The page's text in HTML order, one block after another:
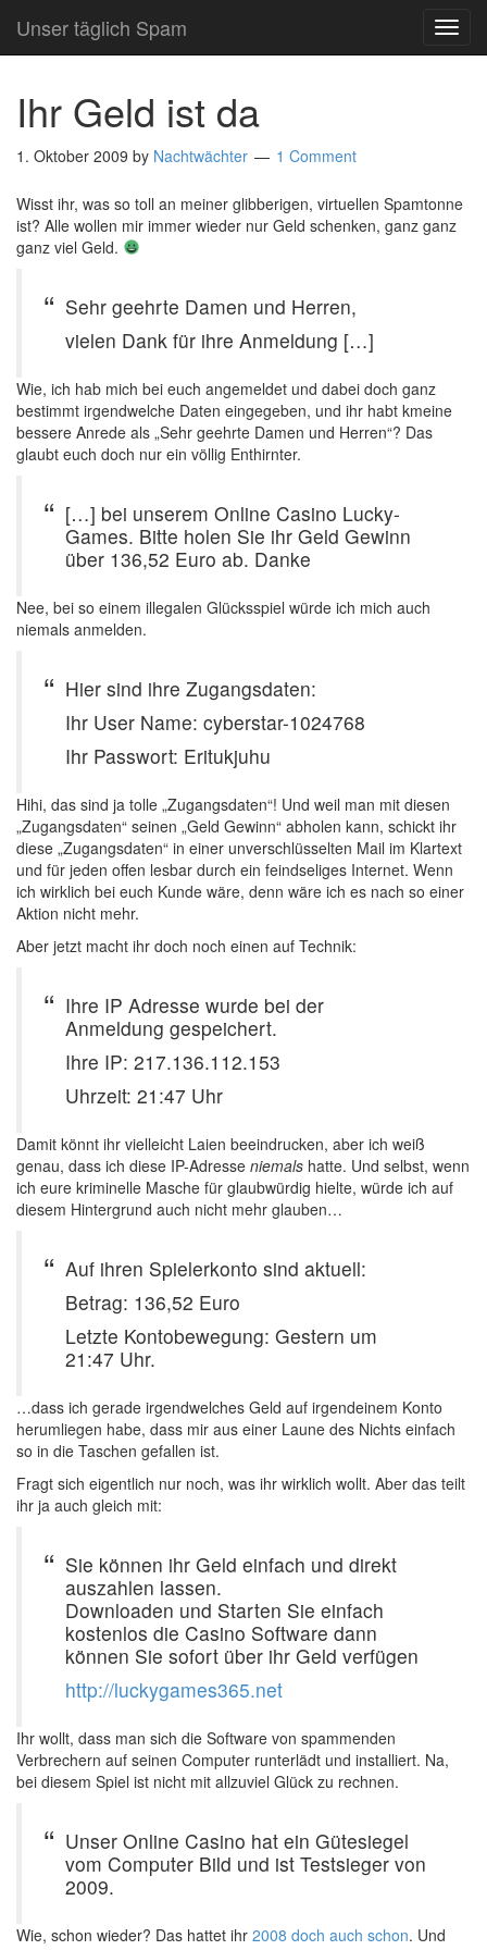
Unser täglich Spam
Ihr Geld ist da
1. Oktober 2009 by Nachtwächter 1 Comment
Wisst ihr, was so toll an meiner glibberigen, virtuellen Spamtonne
ist? Alle wollen mir immer wieder nur Geld schenken, ganz ganz
ganz viel Geld.
Sehr geehrte Damen und Herren,
vielen Dank für ihre Anmeldung […]
Wie, ich hab mich bei euch angemeldet und dabei doch ganz
bestimmt irgendwelche Daten eingegeben, und ihr habt kmeine
bessere Anrede als „Sehr geehrte Damen und Herren“? Das
glaubt euch doch nur ein völlig Enthirnter.
[…] bei unserem Online Casino Lucky-
Games. Bitte holen Sie ihr Geld Gewinn
über 136,52 Euro ab. Danke
Nee, bei so einem illegalen Glücksspiel würde ich mich auch
niemals anmelden.
Hier sind ihre Zugangsdaten:
Ihr User Name: cyberstar-1024768
Ihr Passwort: Eritukjuhu
Hihi, das sind ja tolle „Zugangsdaten“! Und weil man mit diesen
„Zugangsdaten“ seinen „Geld Gewinn“ abholen kann, schickt ihr
diese „Zugangsdaten“ in einer unverschlüsselten Mail im Klartext
und für jeden offen lesbar durch ein feindseliges Internet. Wenn
ich wirklich bei euch Kunde wäre, denn wäre ich es nach so einer
Aktion nicht mehr.
Aber jetzt macht ihr doch noch einen auf Technik:
Ihre IP Adresse wurde bei der
Anmeldung gespeichert.
Ihre IP: 217.136.112.153
Uhrzeit: 21:47 Uhr
Damit könnt ihr vielleicht Laien beeindrucken, aber ich weiß
genau, dass ich diese IP-Adresse niemals hatte. Und selbst, wenn
ich eure kriminelle Masche für glaubwürdig hielte, würde ich auf
diesem Hintergrund auch nicht mehr glauben…
Auf ihren Spielerkonto sind aktuell:
Betrag: 136,52 Euro
Letzte Kontobewegung: Gestern um
21:47 Uhr.
…dass ich gerade irgendwelches Geld auf irgendeinem Konto
herumliegen habe, dass mir aus einer Laune des Nichts einfach
so in die Taschen gefallen ist.
Fragt sich eigentlich nur noch, was ihr wirklich wollt. Aber das teilt
ihr ja auch gleich mit:
Sie können ihr Geld einfach und direkt
auszahlen lassen.
Downloaden und Starten Sie einfach
kostenlos die Casino Software dann
können Sie sofort über ihr Geld verfügen
http://luckygames365.net
Ihr wollt, dass man sich die Software von spammenden
Verbrechern auf seinen Computer runterlädt und installiert. Na,
bei diesem Spiel ist nicht mit allzuviel Glück zu rechnen.
Unser Online Casino hat ein Gütesiegel
vom Computer Bild und ist Testsieger von
2009.
Wie, schon wieder? Das hattet ihr 2008 doch auch schon. Und